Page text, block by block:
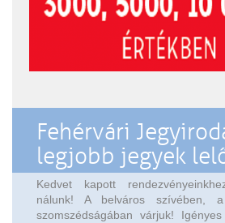
Fehérvári
legjobb jegyek
Kedvet kapott
nálunk! A belváros szívében,
szomszédságában várjuk!